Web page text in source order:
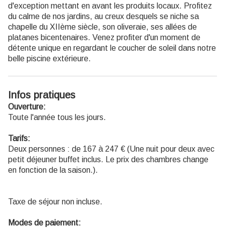
d'exception mettant en avant les produits locaux. Profitez
du calme de nos jardins, au creux desquels se niche sa
chapelle du XIIème siècle, son oliveraie, ses allées de
platanes bicentenaires. Venez profiter d'un moment de
détente unique en regardant le coucher de soleil dans notre
belle piscine extérieure.
Infos pratiques
Ouverture:
Toute l'année tous les jours.
Tarifs:
Deux personnes : de 167 à 247 € (Une nuit pour deux avec
petit déjeuner buffet inclus. Le prix des chambres change
en fonction de la saison.).
Taxe de séjour non incluse.
Modes de paiement: